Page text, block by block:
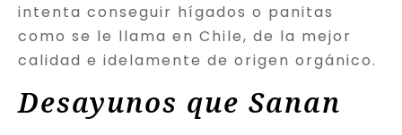
intenta conseguir hígados o panitas
como se le llama en Chile, de la mejor
calidad e idelamente de origen orgánico.
Desayunos que Sanan